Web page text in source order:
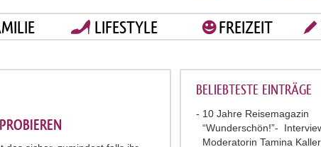
LIFESTYLE FREIZEIT
BELIEBTESTE EINTRÄGE
10 Jahre Reisemagazin
“Wunderschön!”-
Moderatorin Tamina